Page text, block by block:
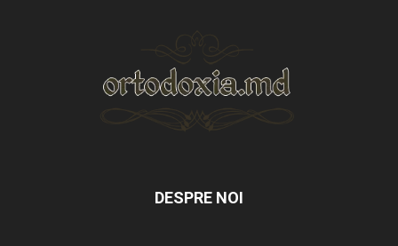
DESPRE NOI